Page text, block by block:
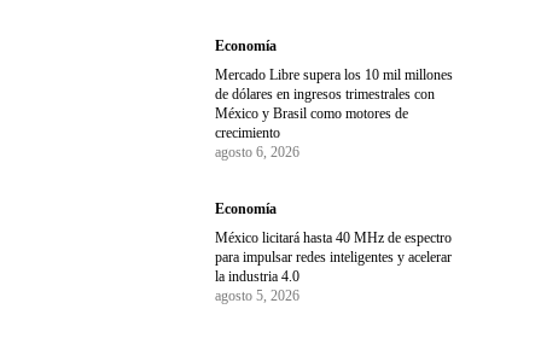
Economía
Mercado Libre supera los 10 mil millones
de dólares en ingresos trimestrales con
México y Brasil como motores de
crecimiento
agosto 6, 2026
Economía
México licitará hasta 40 MHz de espectro
para impulsar redes inteligentes y acelerar
la industria 4.0
agosto 5, 2026